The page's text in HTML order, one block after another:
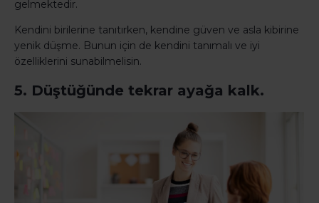
gelmektedir.
Kendini birilerine tanıtırken, kendine güven ve asla kibirine
yenik düşme. Bunun için de kendini tanımalı ve iyi
özelliklerini sunabilmelisin.
5. Düştüğünde tekrar ayağa kalk.